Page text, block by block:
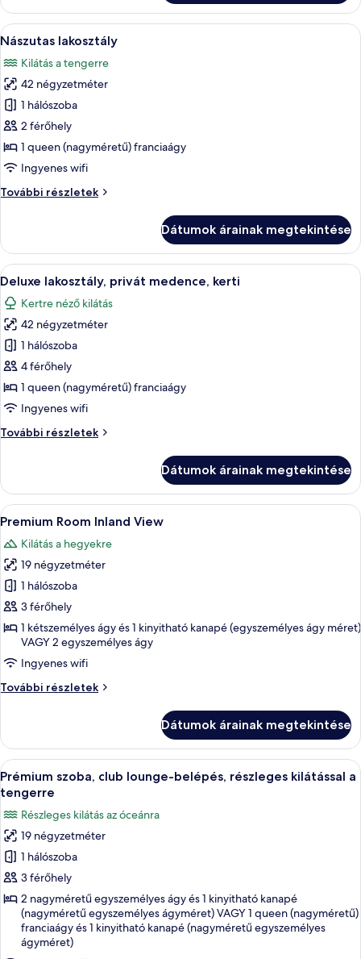
hegyre
további
részletei
A
következő
szoba
összes
képének
megtekintése:
Nászutas
lakosztály
Egy modern szállodaszoba,
5
Nászutas lakosztály
Kilátás a tengerre
42 négyzetméter
1 hálószoba
2 férőhely
1 queen (nagyméretű) franciaágy
Ingyenes wifi
További részletek
Nászutas
Dátumok árainak megtekintése
A
következő
szoba
összes
képének
megtekintése:
Deluxe
lakosztály,
privát
medence,
Egy szállodai szoba, amelyben
9
Deluxe lakosztály, privát medence, kerti
Kertre néző kilátás
42 négyzetméter
1 hálószoba
4 férőhely
1 queen (nagyméretű) franciaágy
Ingyenes wifi
További részletek
Deluxe
kerti
további
részletei
Dátumok árainak megtekintése
A
következő
szoba
összes
képének
megtekintése:
Premium
Room
Inland
View
1 hálószoba, minibár, széf a szobában
6
Premium Room Inland View
Kilátás a hegyekre
19 négyzetméter
1 hálószoba
3 férőhely
1 kétszemélyes ágy és 1 kinyitható kanapé (egyszemélyes ágy méret)
VAGY 2 egyszemélyes ágy
Ingyenes wifi
További részletek
Premium
további
részletei
Dátumok árainak megtekintése
A
következő
szoba
összes
képének
megtekintése:
Prémium
szoba,
club
lounge-
belépés,
1 hálószoba, minibár, széf a szobában
6
Prémium szoba, club lounge-belépés, részleges kilátással a
tengerre
Részleges kilátás az óceánra
19 négyzetméter
1 hálószoba
3 férőhely
2 nagyméretű egyszemélyes ágy és 1 kinyitható kanapé
(nagyméretű egyszemélyes ágyméret) VAGY 1 queen (nagyméretű)
franciaágy és 1 kinyitható kanapé (nagyméretű egyszemélyes
ágyméret)